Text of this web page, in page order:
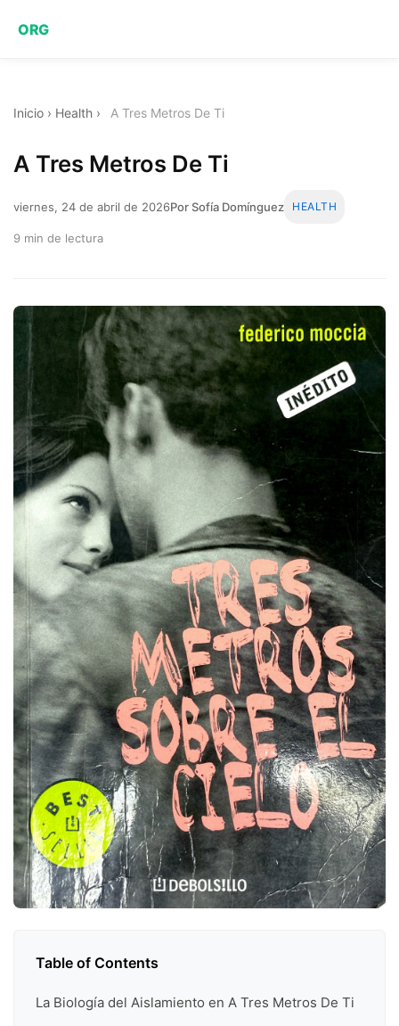
ORG
Inicio › Health › A Tres Metros De Ti
A Tres Metros De Ti
viernes, 24 de abril de 2026Por Sofía Domínguez HEALTH
9 min de lectura
Table of Contents
La Biología del Aislamiento en A Tres Metros De Ti